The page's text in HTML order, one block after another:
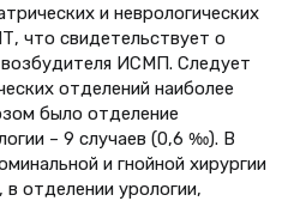
и неврологических
что свидетельствует о
ИСМП. Следует
отделений наиболее
было отделение
– 9 случаев (0,6 ‰). В
и гнойной хирургии
отделении урологии,